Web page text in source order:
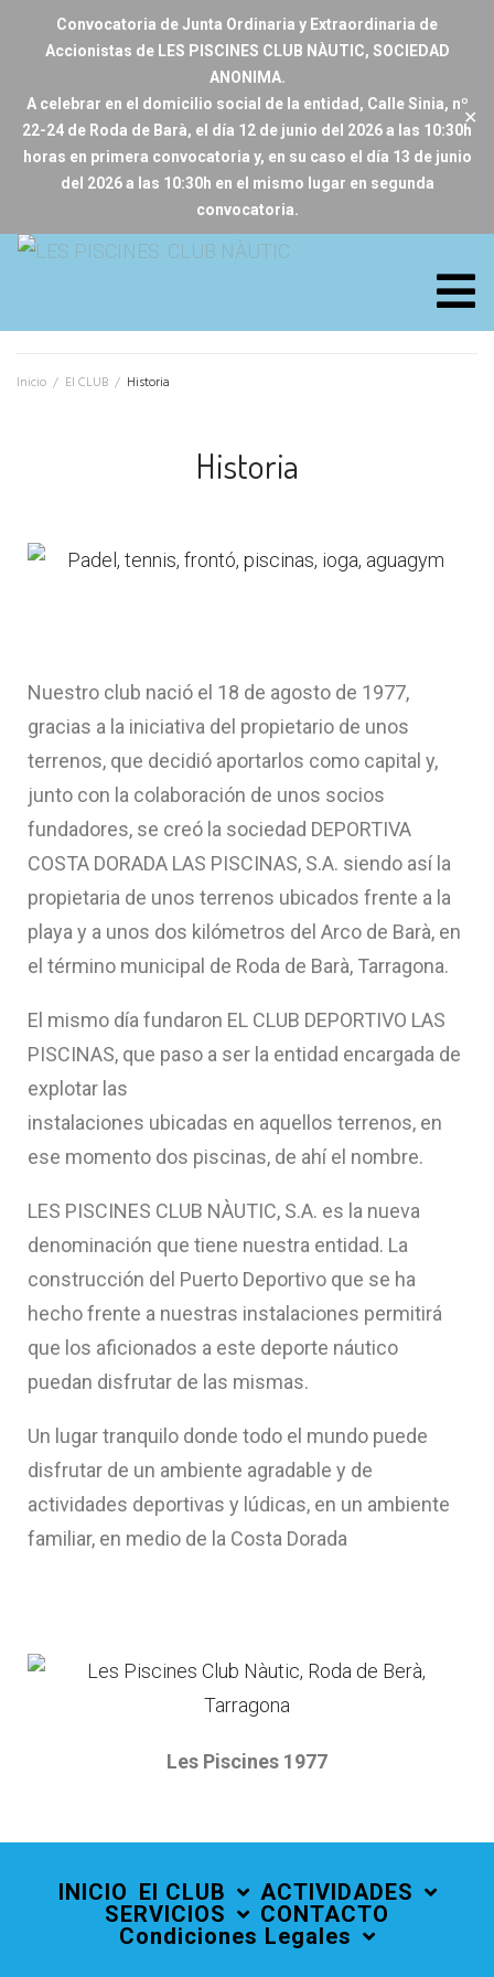
Convocatoria de Junta Ordinaria y Extraordinaria de
Accionistas de LES PISCINES CLUB NÀUTIC, SOCIEDAD
ANONIMA.
A celebrar en el domicilio social de la entidad, Calle Sinia, nº
22-24 de Roda de Barà, el día 12 de junio del 2026 a las 10:30h
horas en primera convocatoria y, en su caso el día 13 de junio
del 2026 a las 10:30h en el mismo lugar en segunda
convocatoria.
✕
Inicio / El CLUB / Historia
Historia
Nuestro club nació el 18 de agosto de 1977,
gracias a la iniciativa del propietario de unos
terrenos, que decidió aportarlos como capital y,
junto con la colaboración de unos socios
fundadores, se creó la sociedad DEPORTIVA
COSTA DORADA LAS PISCINAS, S.A. siendo así la
propietaria de unos terrenos ubicados frente a la
playa y a unos dos kilómetros del Arco de Barà, en
el término municipal de Roda de Barà, Tarragona.
El mismo día fundaron EL CLUB DEPORTIVO LAS
PISCINAS, que paso a ser la entidad encargada de
explotar las
instalaciones ubicadas en aquellos terrenos, en
ese momento dos piscinas, de ahí el nombre.
LES PISCINES CLUB NÀUTIC, S.A. es la nueva
denominación que tiene nuestra entidad. La
construcción del Puerto Deportivo que se ha
hecho frente a nuestras instalaciones permitirá
que los aficionados a este deporte náutico
puedan disfrutar de las mismas.
Un lugar tranquilo donde todo el mundo puede
disfrutar de un ambiente agradable y de
actividades deportivas y lúdicas, en un ambiente
familiar, en medio de la Costa Dorada
Les Piscines 1977
INICIO El CLUB
ACTIVIDADES
SERVICIOS
CONTACTO
Condiciones Legales